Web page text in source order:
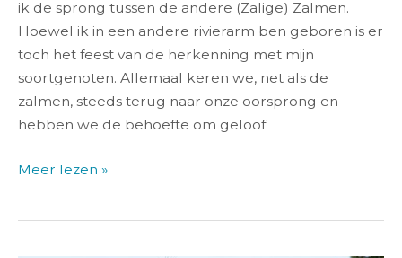
ik de sprong tussen de andere (Zalige) Zalmen.
Hoewel ik in een andere rivierarm ben geboren is er
toch het feest van de herkenning met mijn
soortgenoten. Allemaal keren we, net als de
zalmen, steeds terug naar onze oorsprong en
hebben we de behoefte om geloof
Meer lezen »